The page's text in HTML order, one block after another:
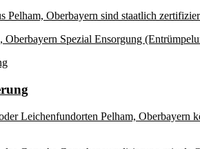
Pelham, Oberbayern sind staatlich
Oberbayern Spezial Ensorgung
Leichenfundorten Pelham,